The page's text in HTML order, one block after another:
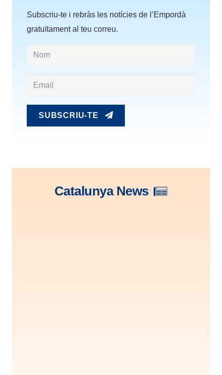
Subscriu-te i rebràs les notícies de l’Empordà
gratuïtament al teu correu.
SUBSCRIU-TE
Catalunya News